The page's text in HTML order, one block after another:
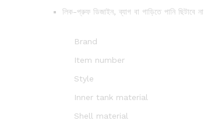
লিক-প্রুফ ডিজাইন, ব্যাগ বা গাড়িতে পানি ছিটাবে না
Brand
Item number
Style
Inner tank material
Shell material